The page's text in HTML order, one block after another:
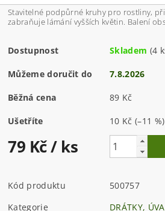
Stavitelné podpůrné kruhy pro rostliny,
zabraňuje lámání vyšších květin. Balení
Dostupnost Skladem (4
Můžeme doručit do 7.8.2026
Běžná cena 89 Kč
Ušetříte 10 Kč(–11 %)
79 Kč/ ks
Kód produktu
500757
Kategorie
DRÁTKY,